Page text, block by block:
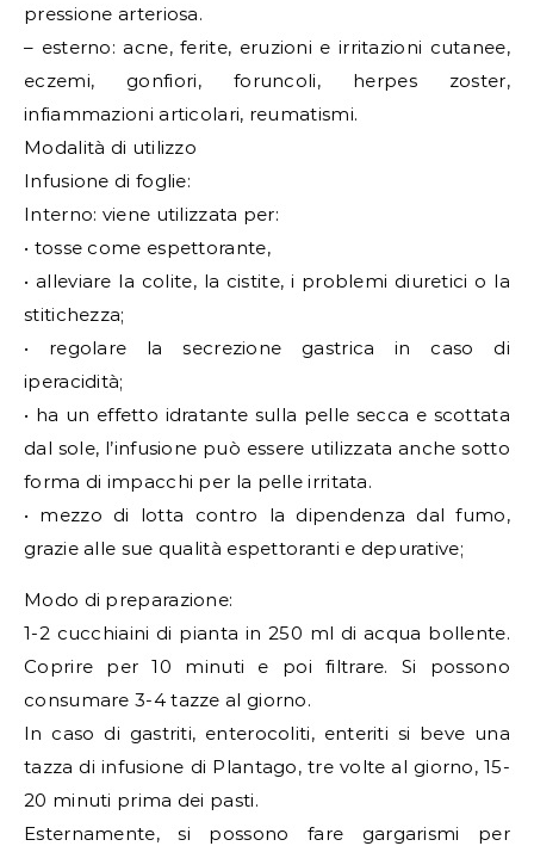
pressione arteriosa.
– esterno: acne, ferite, eruzioni e irritazioni cutanee,
eczemi, gonfiori, foruncoli, herpes zoster,
infiammazioni articolari, reumatismi.
Modalità di utilizzo
Infusione di foglie:
Interno: viene utilizzata per:
• tosse come espettorante,
• alleviare la colite, la cistite, i problemi diuretici o la
stitichezza;
• regolare la secrezione gastrica in caso di
iperacidità;
• ha un effetto idratante sulla pelle secca e scottata
dal sole, l’infusione può essere utilizzata anche sotto
forma di impacchi per la pelle irritata.
• mezzo di lotta contro la dipendenza dal fumo,
grazie alle sue qualità espettoranti e depurative;
Modo di preparazione:
1-2 cucchiaini di pianta in 250 ml di acqua bollente.
Coprire per 10 minuti e poi filtrare. Si possono
consumare 3-4 tazze al giorno.
In caso di gastriti, enterocoliti, enteriti si beve una
tazza di infusione di Plantago, tre volte al giorno, 15-
20 minuti prima dei pasti.
Esternamente, si possono fare gargarismi per